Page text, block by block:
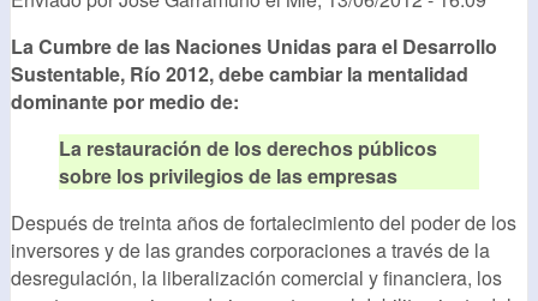
La Cumbre de las Naciones Unidas para el Desarrollo
Sustentable, Río 2012, debe cambiar la mentalidad
dominante por medio de:
La restauración de los derechos públicos
sobre los privilegios de las empresas
Después de treinta años de fortalecimiento del poder de los
inversores y de las grandes corporaciones a través de la
desregulación, la liberalización comercial y financiera, los